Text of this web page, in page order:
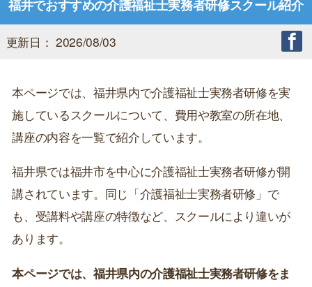
福井でおすすめの介護福祉士実務者研修スクール紹介
更新日： 2026/08/03
本ページでは、福井県内で介護福祉士実務者研修を実
施しているスクールについて、費用や教室の所在地、
講座の内容を一覧で紹介しています。
福井県では福井市を中心に介護福祉士実務者研修が開
講されています。同じ「介護福祉士実務者研修」で
も、受講料や講座の特徴など、スクールにより違いが
あります。
本ページでは、福井県内の介護福祉士実務者研修をま